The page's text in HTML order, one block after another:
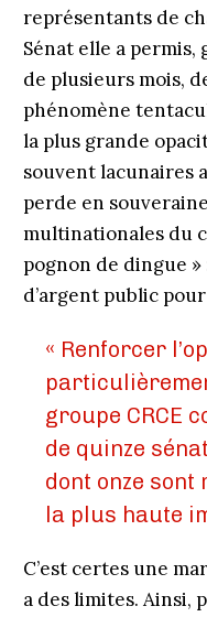
représentants de
Sénat elle a
de plusieurs mois,
phénomène
la plus grande
souvent lacunaires
perde en
multinationales du
pognon de dingue »
d’argent public
« Renforcer
groupe CRCE
de quinze
dont onze sont
la plus haute
C’est certes une
a des limites. Ainsi,